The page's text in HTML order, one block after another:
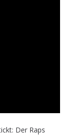
: Der Raps